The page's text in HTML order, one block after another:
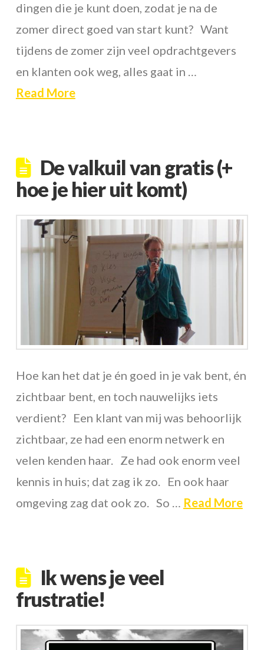
dingen die je kunt doen, zodat je na de
zomer direct goed van start kunt? Want
tijdens de zomer zijn veel opdrachtgevers
en klanten ook weg, alles gaat in …
Read More
De valkuil van gratis (+
hoe je hier uit komt)
Hoe kan het dat je én goed in je vak bent, én
zichtbaar bent, en toch nauwelijks iets
verdient? Een klant van mij was behoorlijk
zichtbaar, ze had een enorm netwerk en
velen kenden haar. Ze had ook enorm veel
kennis in huis; dat zag ik zo. En ook haar
omgeving zag dat ook zo. So … Read More
Ik wens je veel
frustratie!